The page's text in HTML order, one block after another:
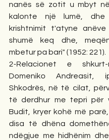
nanës së zotit u mbyt
kalonte një lumë,
krishtnimit t'atyne
shumë keq dhe,
mbetur pa bari" (1952: 221).
2-Relacionet e
Domeniko Andreasit,
Shkodrës, në të cilat,
të derdhur me tepri për
Budit, kryer kohë më
disa të dhëna
ndëgjue me hidhënim